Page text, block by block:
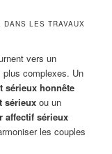
LES TRAVAUX
vers un
plus complexes. Un
sérieux honnête
sérieux ou un
affectif sérieux
les couples